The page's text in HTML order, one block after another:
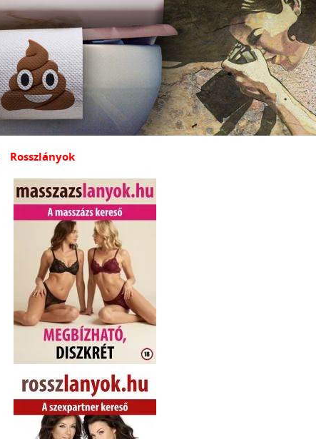
Rosszlányok